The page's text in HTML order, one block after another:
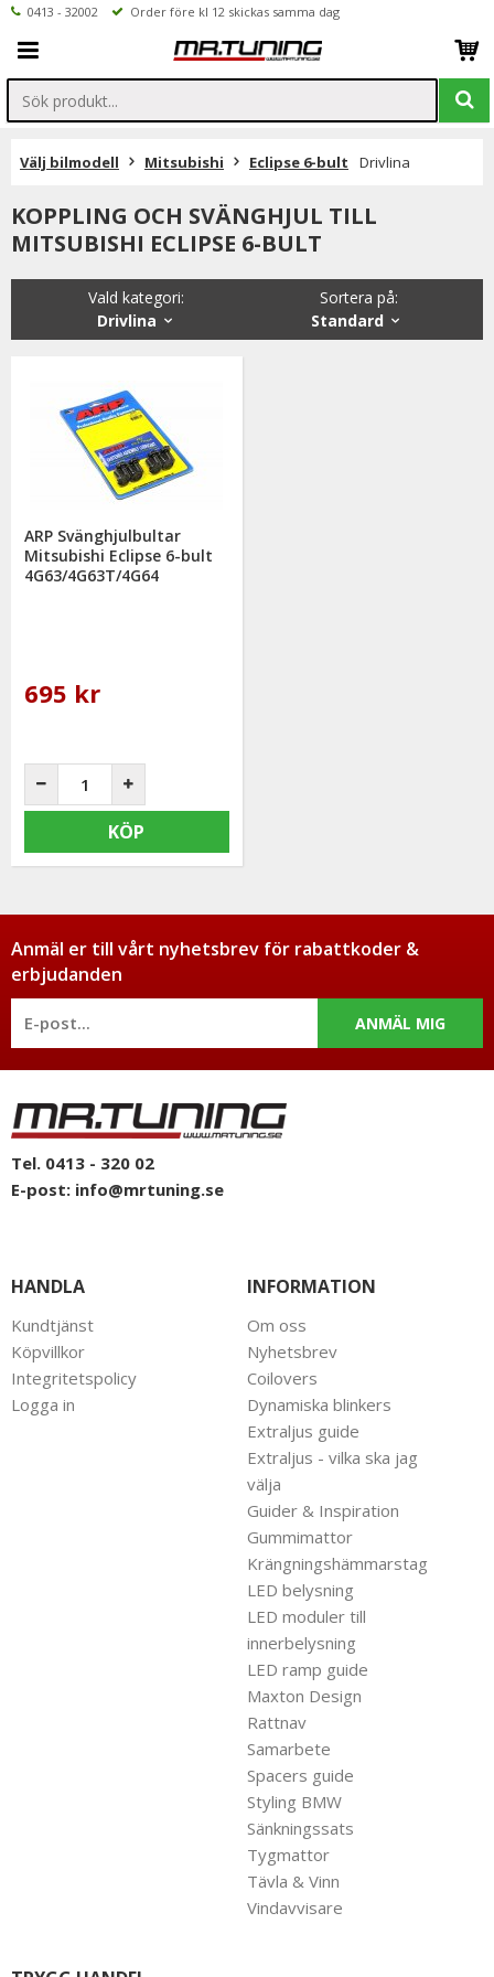
0413 - 32002 Order före kl 12 skickas samma dag
Välj bilmodell Mitsubishi Eclipse 6-bult Drivlina
KOPPLING OCH SVÄNGHJUL TILL
MITSUBISHI ECLIPSE 6-BULT
Sortera på:
Standard
Vald kategori:
Drivlina
ARP Svänghjulbultar
Mitsubishi Eclipse 6-bult
4G63/4G63T/4G64
695 kr
KÖP
Anmäl er till vårt nyhetsbrev för rabattkoder &
erbjudanden
ANMÄL MIG
Tel. 0413 - 320 02
E-post: info@mrtuning.se
HANDLA
Kundtjänst
Köpvillkor
Integritetspolicy
Logga in
INFORMATION
Om oss
Nyhetsbrev
Coilovers
Dynamiska blinkers
Extraljus guide
Extraljus - vilka ska jag
välja
Guider & Inspiration
Gummimattor
Krängningshämmarstag
LED belysning
LED moduler till
innerbelysning
LED ramp guide
Maxton Design
Rattnav
Samarbete
Spacers guide
Styling BMW
Sänkningssats
Tygmattor
Tävla & Vinn
Vindavvisare